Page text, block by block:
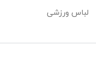
لباس ورزشی